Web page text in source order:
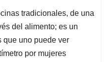
tradicionales, de una
del alimento; es un
que uno puede ver
por mujeres